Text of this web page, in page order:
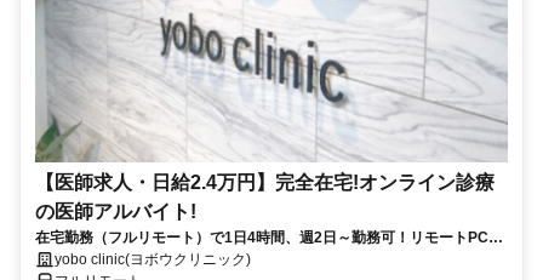
【医師求人・日給2.4万円】完全在宅!オンライン診療
の医師アルバイト!
在宅勤務（フルリモート）で1日4時間、週2日～勤務可！リモートPC・
スマホ支給！
yobo clinic(ヨボウクリニック)